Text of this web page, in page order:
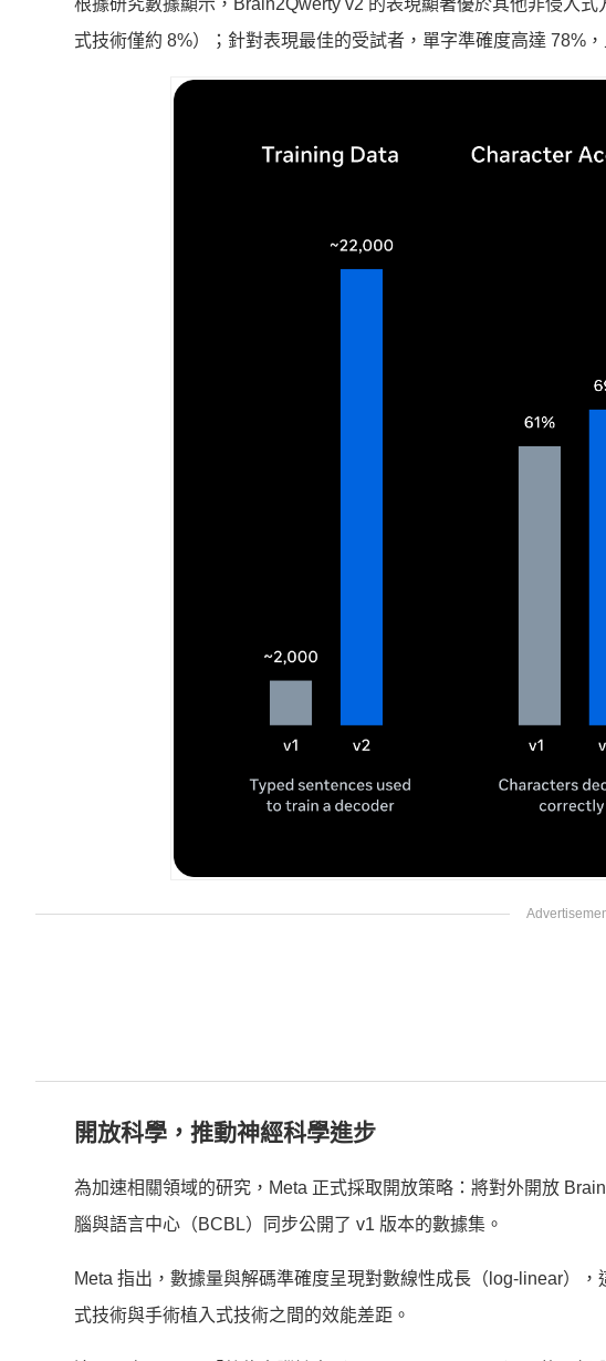
根據研究數據顯示，Brain2Qwerty v2 的表現顯著優於其他非侵入
式技術僅約 8%）；針對表現最佳的受試者，單字準確度高達 78%
開放科學，推動神經科學進步
為加速相關領域的研究，Meta 正式採取開放策略：將對外開放
腦與語言中心（BCBL）同步公開了 v1 版本的數據集。
Meta 指出，數據量與解碼準確度呈現對數線性成長（log-linear）
式技術與手術植入式技術之間的效能差距。